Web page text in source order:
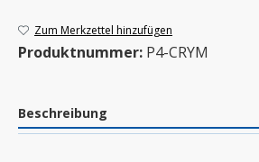
Zum Merkzettel hinzufügen
Produktnummer: P4-CRYM
Beschreibung